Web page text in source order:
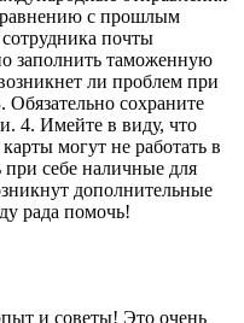
с прошлым
почты
заполнить таможенную
ли проблем при
сохраните
4. Имейте в виду, что
могут не работать в
себе наличные для
дополнительные
рада помочь!
и советы! Это очень